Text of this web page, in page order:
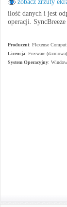
zobacz zrzuty
ilość danych i jest
operacji.
Producent: Flexense
Licencja: Freeware (darmowa)
System Operacyjny: